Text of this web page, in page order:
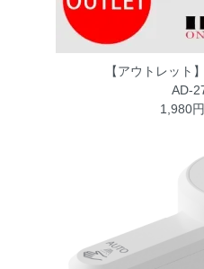
【アウトレット
AD-
1,980